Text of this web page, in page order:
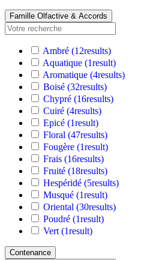
Famille Olfactive & Accords
Ambré (12results)
Aquatique (1result)
Aromatique (4results)
Boisé (32results)
Chypré (16results)
Cuiré (4results)
Epicé (1result)
Floral (47results)
Fougère (1result)
Frais (16results)
Fruité (18results)
Hespéridé (5results)
Musqué (1result)
Oriental (30results)
Poudré (1result)
Vert (1result)
Contenance